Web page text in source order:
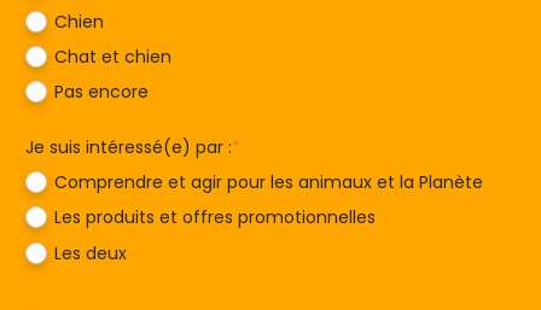
Chien
Chat et chien
Pas encore
Je suis intéressé(e) par :*
Comprendre et agir pour les animaux et la Planète
Les produits et offres promotionnelles
Les deux